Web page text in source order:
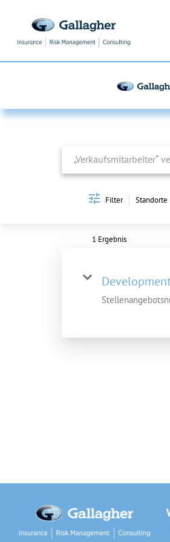
Job Search Page
Filter Standorte
1 Ergebnis